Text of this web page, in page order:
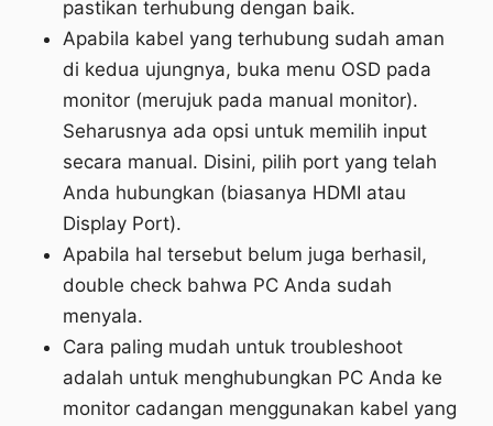
pastikan terhubung dengan baik.
Apabila kabel yang terhubung sudah aman
di kedua ujungnya, buka menu OSD pada
monitor (merujuk pada manual monitor).
Seharusnya ada opsi untuk memilih input
secara manual. Disini, pilih port yang telah
Anda hubungkan (biasanya HDMI atau
Display Port).
Apabila hal tersebut belum juga berhasil,
double check bahwa PC Anda sudah
menyala.
Cara paling mudah untuk troubleshoot
adalah untuk menghubungkan PC Anda ke
monitor cadangan menggunakan kabel yang